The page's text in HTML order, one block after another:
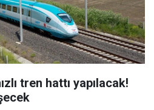
tren hattı yapılacak!